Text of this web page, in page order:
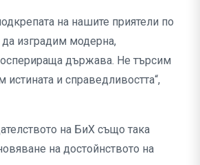
на нашите приятели по
изградим модерна,
държава. Не търсим
и справедливостта“,
на БиХ също така
на достойнството на